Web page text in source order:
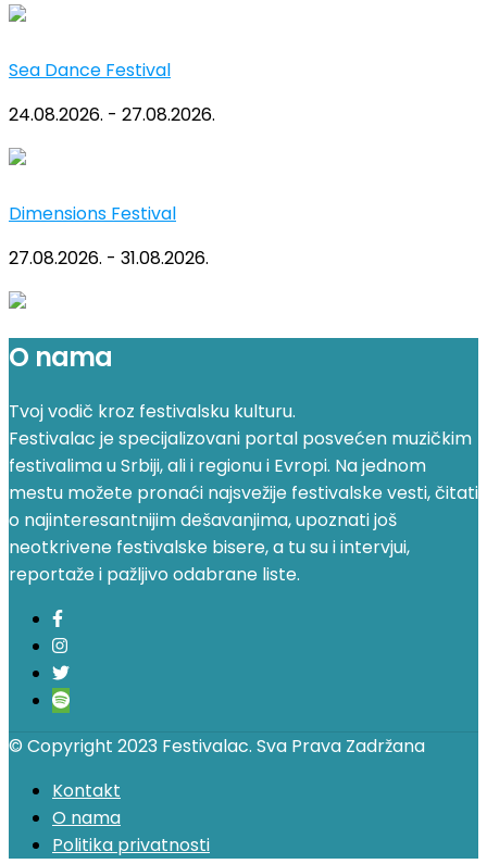
Sea Dance Festival
24.08.2026. - 27.08.2026.
Dimensions Festival
27.08.2026. - 31.08.2026.
O nama
Tvoj vodič kroz festivalsku kulturu.
Festivalac je specijalizovani portal posvećen muzičkim
festivalima u Srbiji, ali i regionu i Evropi. Na jednom
mestu možete pronaći najsvežije festivalske vesti, čitati
o najinteresantnijim dešavanjima, upoznati još
neotkrivene festivalske bisere, a tu su i intervjui,
reportaže i pažljivo odabrane liste.
© Copyright 2023 Festivalac. Sva Prava Zadržana
Kontakt
O nama
Politika privatnosti